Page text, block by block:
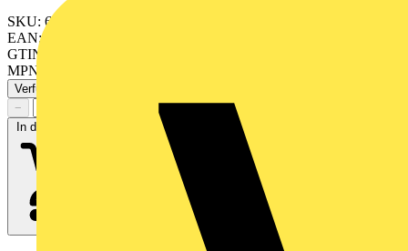
SKU: 6ES71366BA010CA0
EAN: 4047623411475
GTIN: 4047623411475
MPN: 6ES7136-6BA01-0CA0
Verfügbar: 2 Händler
−
+
In den Warenkorb